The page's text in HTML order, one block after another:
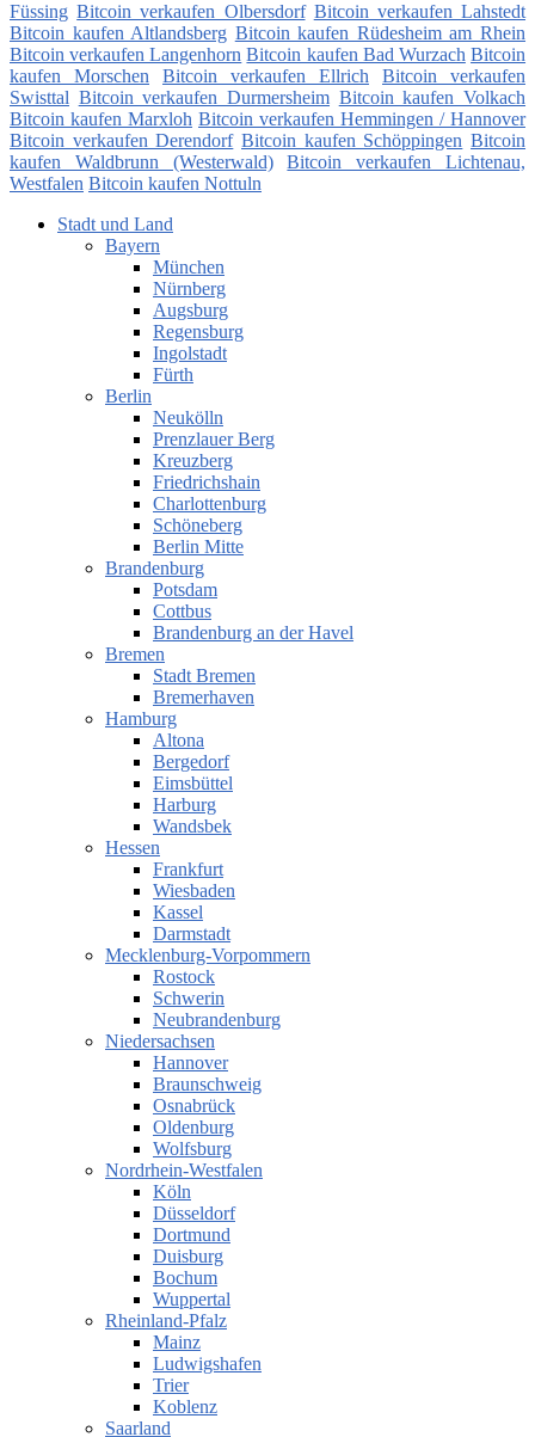
Füssing Bitcoin verkaufen Olbersdorf Bitcoin verkaufen Lahstedt
Bitcoin kaufen Altlandsberg Bitcoin kaufen Rüdesheim am Rhein
Bitcoin verkaufen Langenhorn Bitcoin kaufen Bad Wurzach Bitcoin
kaufen Morschen
Bitcoin verkaufen Ellrich
Bitcoin verkaufen
Swisttal Bitcoin verkaufen Durmersheim Bitcoin kaufen Volkach
Bitcoin kaufen Marxloh Bitcoin verkaufen Hemmingen / Hannover
Bitcoin verkaufen Derendorf Bitcoin kaufen Schöppingen Bitcoin
kaufen Waldbrunn (Westerwald)
Bitcoin verkaufen Lichtenau,
Westfalen Bitcoin kaufen Nottuln
Stadt und Land
Bayern
München
Nürnberg
Augsburg
Regensburg
Ingolstadt
Fürth
Berlin
Neukölln
Prenzlauer Berg
Kreuzberg
Friedrichshain
Charlottenburg
Schöneberg
Berlin Mitte
Brandenburg
Potsdam
Cottbus
Brandenburg an der Havel
Bremen
Stadt Bremen
Bremerhaven
Hamburg
Altona
Bergedorf
Eimsbüttel
Harburg
Wandsbek
Hessen
Frankfurt
Wiesbaden
Kassel
Darmstadt
Mecklenburg-Vorpommern
Rostock
Schwerin
Neubrandenburg
Niedersachsen
Hannover
Braunschweig
Osnabrück
Oldenburg
Wolfsburg
Nordrhein-Westfalen
Köln
Düsseldorf
Dortmund
Duisburg
Bochum
Wuppertal
Rheinland-Pfalz
Mainz
Ludwigshafen
Trier
Koblenz
Saarland